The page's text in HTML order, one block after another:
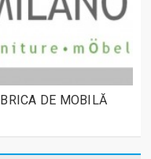
DE MOBILĂ